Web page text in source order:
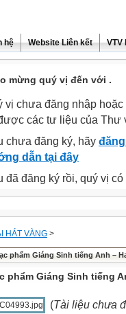
hệ Website Liên kết VTV
mừng quý vị đến với .
vị chưa đăng nhập
các tư liệu của Thư
chưa đăng ký, hãy
dẫn tại đây
đã đăng ký rồi, quý vị
HÁT VÀNG >
phẩm Giáng Sinh tiếng Anh –
phẩm Giáng Sinh tiếng
(Tài liệu chưa